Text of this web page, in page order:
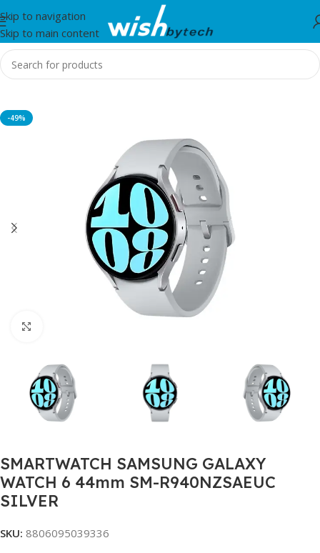
Skip to navigation
Skip to main content
Home/Smartwatches
-49%
SMARTWATCH SAMSUNG GALAXY
WATCH 6 44mm SM-R940NZSAEUC
SILVER
SKU: 8806095039336